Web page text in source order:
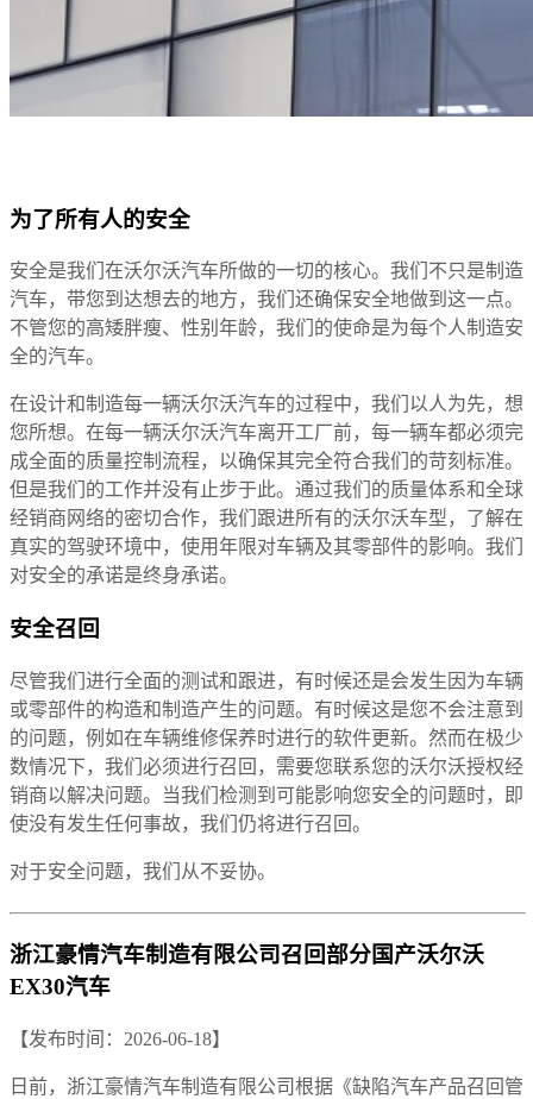
为了所有人的安全
安全是我们在沃尔沃汽车所做的一切的核心。我们不只是制造
汽车，带您到达想去的地方，我们还确保安全地做到这一点。
不管您的高矮胖瘦、性别年龄，我们的使命是为每个人制造安
全的汽车。
在设计和制造每一辆沃尔沃汽车的过程中，我们以人为先，想
您所想。在每一辆沃尔沃汽车离开工厂前，每一辆车都必须完
成全面的质量控制流程，以确保其完全符合我们的苛刻标准。
但是我们的工作并没有止步于此。通过我们的质量体系和全球
经销商网络的密切合作，我们跟进所有的沃尔沃车型，了解在
真实的驾驶环境中，使用年限对车辆及其零部件的影响。我们
对安全的承诺是终身承诺。
安全召回
尽管我们进行全面的测试和跟进，有时候还是会发生因为车辆
或零部件的构造和制造产生的问题。有时候这是您不会注意到
的问题，例如在车辆维修保养时进行的软件更新。然而在极少
数情况下，我们必须进行召回，需要您联系您的沃尔沃授权经
销商以解决问题。当我们检测到可能影响您安全的问题时，即
使没有发生任何事故，我们仍将进行召回。
对于安全问题，我们从不妥协。
浙江豪情汽车制造有限公司召回部分国产沃尔沃
EX30汽车
【发布时间：2026-06-18】
日前，浙江豪情汽车制造有限公司根据《缺陷汽车产品召回管